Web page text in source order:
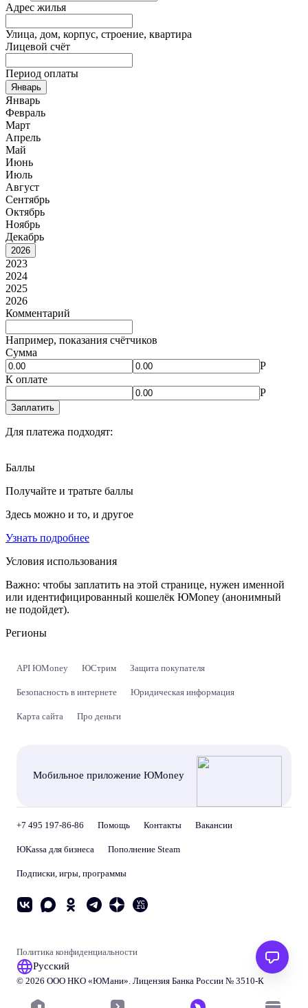
Адрес жилья
Улица, дом, корпус, строение, квартира
Лицевой счёт
Период оплаты
Январь
Январь
Февраль
Март
Апрель
Май
Июнь
Июль
Август
Сентябрь
Октябрь
Ноябрь
Декабрь
2026
2023
2024
2025
2026
Комментарий
Например, показания счётчиков
Сумма
Р
К оплате
Р
Заплатить
Для платежа подходят:
Баллы
Получайте и тратьте баллы
Здесь можно и то, и другое
Узнать подробнее
Условия использования
Важно: чтобы заплатить на этой странице, нужен именной
или идентифицированный кошелёк ЮMoney (анонимный
не подойдет).
Регионы
API ЮMoney ЮСтрим Защита покупателя
Безопасность в интернете Юридическая информация
Карта сайта Про деньги
Мобильное приложение ЮMoney
+7 495 197-86-86 Помощь Контакты Вакансии
ЮKassa для бизнеса Пополнение Steam
Подписки, игры, программы
Русский
© 2026 ООО НКО «ЮМани». Лицензия Банка России № 3510‑К
Политика конфиденциальности